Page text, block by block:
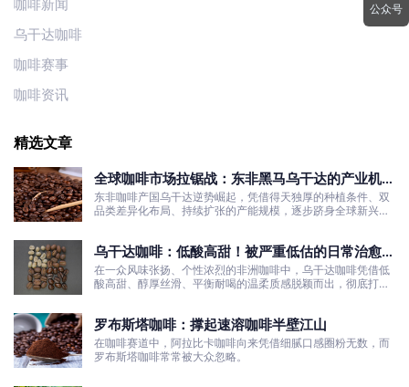
咖啡新闻
乌干达咖啡
咖啡赛事
咖啡资讯
精选文章
全球咖啡市场拉锯战：东非黑马乌干达的产业机遇
与发展真相
东非咖啡产国乌干达逆势崛起，凭借得天独厚的种植条件、双
品类差异化布局、持续扩张的产能规模，逐步跻身全球新兴咖
乌干达咖啡：低酸高甜！被严重低估的日常治愈口
粮豆
在一众风味张扬、个性浓烈的非洲咖啡中，乌干达咖啡凭借低
酸高甜、醇厚丝滑、平衡耐喝的温柔质感脱颖而出，彻底打破
罗布斯塔咖啡：撑起速溶咖啡半壁江山
在咖啡赛道中，阿拉比卡咖啡向来凭借细腻口感圈粉无数，而
罗布斯塔咖啡常常被大众忽略。
公众号